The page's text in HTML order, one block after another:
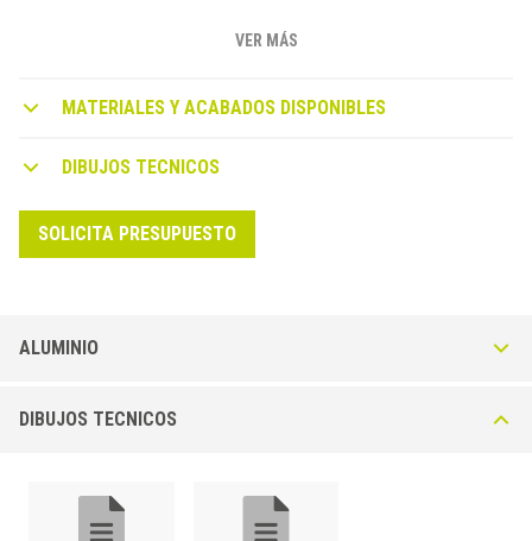
VER MÁS
MATERIALES Y ACABADOS DISPONIBLES
DIBUJOS TECNICOS
SOLICITA PRESUPUESTO
ALUMINIO
Perfil de aluminio con superficie Anodizado Plata (AS) o Anodizado
DIBUJOS TECNICOS